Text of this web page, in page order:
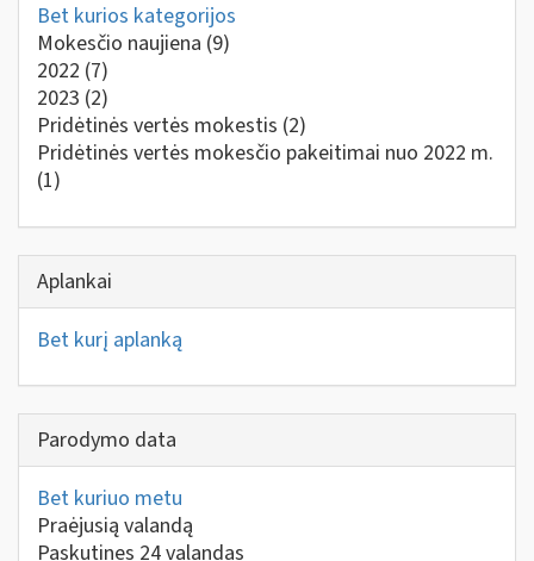
Bet kurios kategorijos
Mokesčio naujiena (9)
2022 (7)
2023 (2)
Pridėtinės vertės mokestis (2)
Pridėtinės vertės mokesčio pakeitimai nuo 2022 m.
(1)
Aplankai
Bet kurį aplanką
Parodymo data
Bet kuriuo metu
Praėjusią valandą
Paskutines 24 valandas